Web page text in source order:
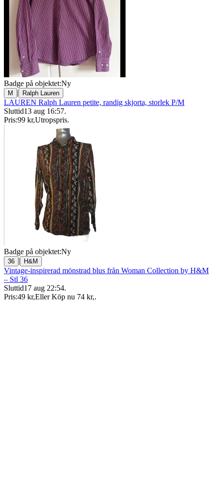
Badge på objektet:Ny
M | Ralph Lauren
LAUREN Ralph Lauren petite, randig skjorta, storlek P/M
Sluttid13 aug 16:57.
Pris:99 kr,Utropspris.
Badge på objektet:Ny
36 | H&M
Vintage-inspirerad mönstrad blus från Woman Collection by H&M
– Stl 36
Sluttid17 aug 22:54.
Pris:49 kr,Eller Köp nu 74 kr,.